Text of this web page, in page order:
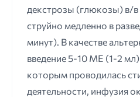
декстрозы (глюкозы) в/в
струйно медленно в
минут). В качестве
введение 5-10 ME (1-2
которым проводилась
деятельности, инфузия